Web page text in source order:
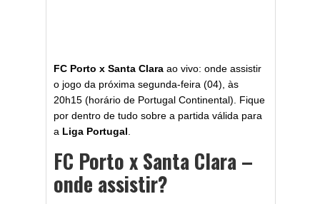
FC Porto x Santa Clara ao vivo: onde assistir
o jogo da próxima segunda-feira (04), às
20h15 (horário de Portugal Continental). Fique
por dentro de tudo sobre a partida válida para
a Liga Portugal
FC Porto x Santa Clara –
onde assistir?